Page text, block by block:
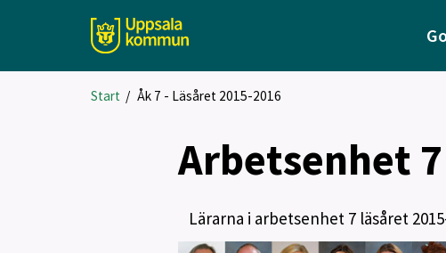
Start / Åk 7 - Läsåret 2015-2016
Arbetsenhet
Lärarna i arbetsenhet 7 läsåret